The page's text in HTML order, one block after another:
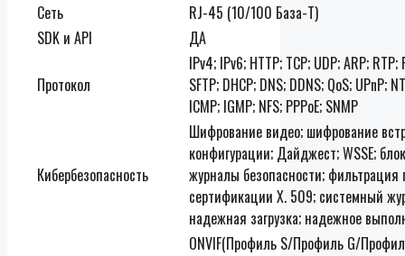
Сеть
RJ-45 (10/100 База-Т)
SDK и API
ДА
Протокол
IPv4; IPv6; HTTP; TCP; UDP; ARP; RTP;
SFTP; DHCP; DNS; DDNS; QoS; UPnP;
ICMP; IGMP; NFS; PPPoE; SNMP
Кибербезопасность
Шифрование видео; шифрование
конфигурации; Дайджест; WSSE;
журналы безопасности; фильтрация
сертификации X. 509; системный
надежная загрузка; надежное
ONVIF(Профиль S/Профиль G/